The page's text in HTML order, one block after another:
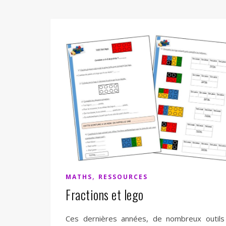
MATHS, RESSOURCES
Fractions et lego
Ces dernières années, de nombreux